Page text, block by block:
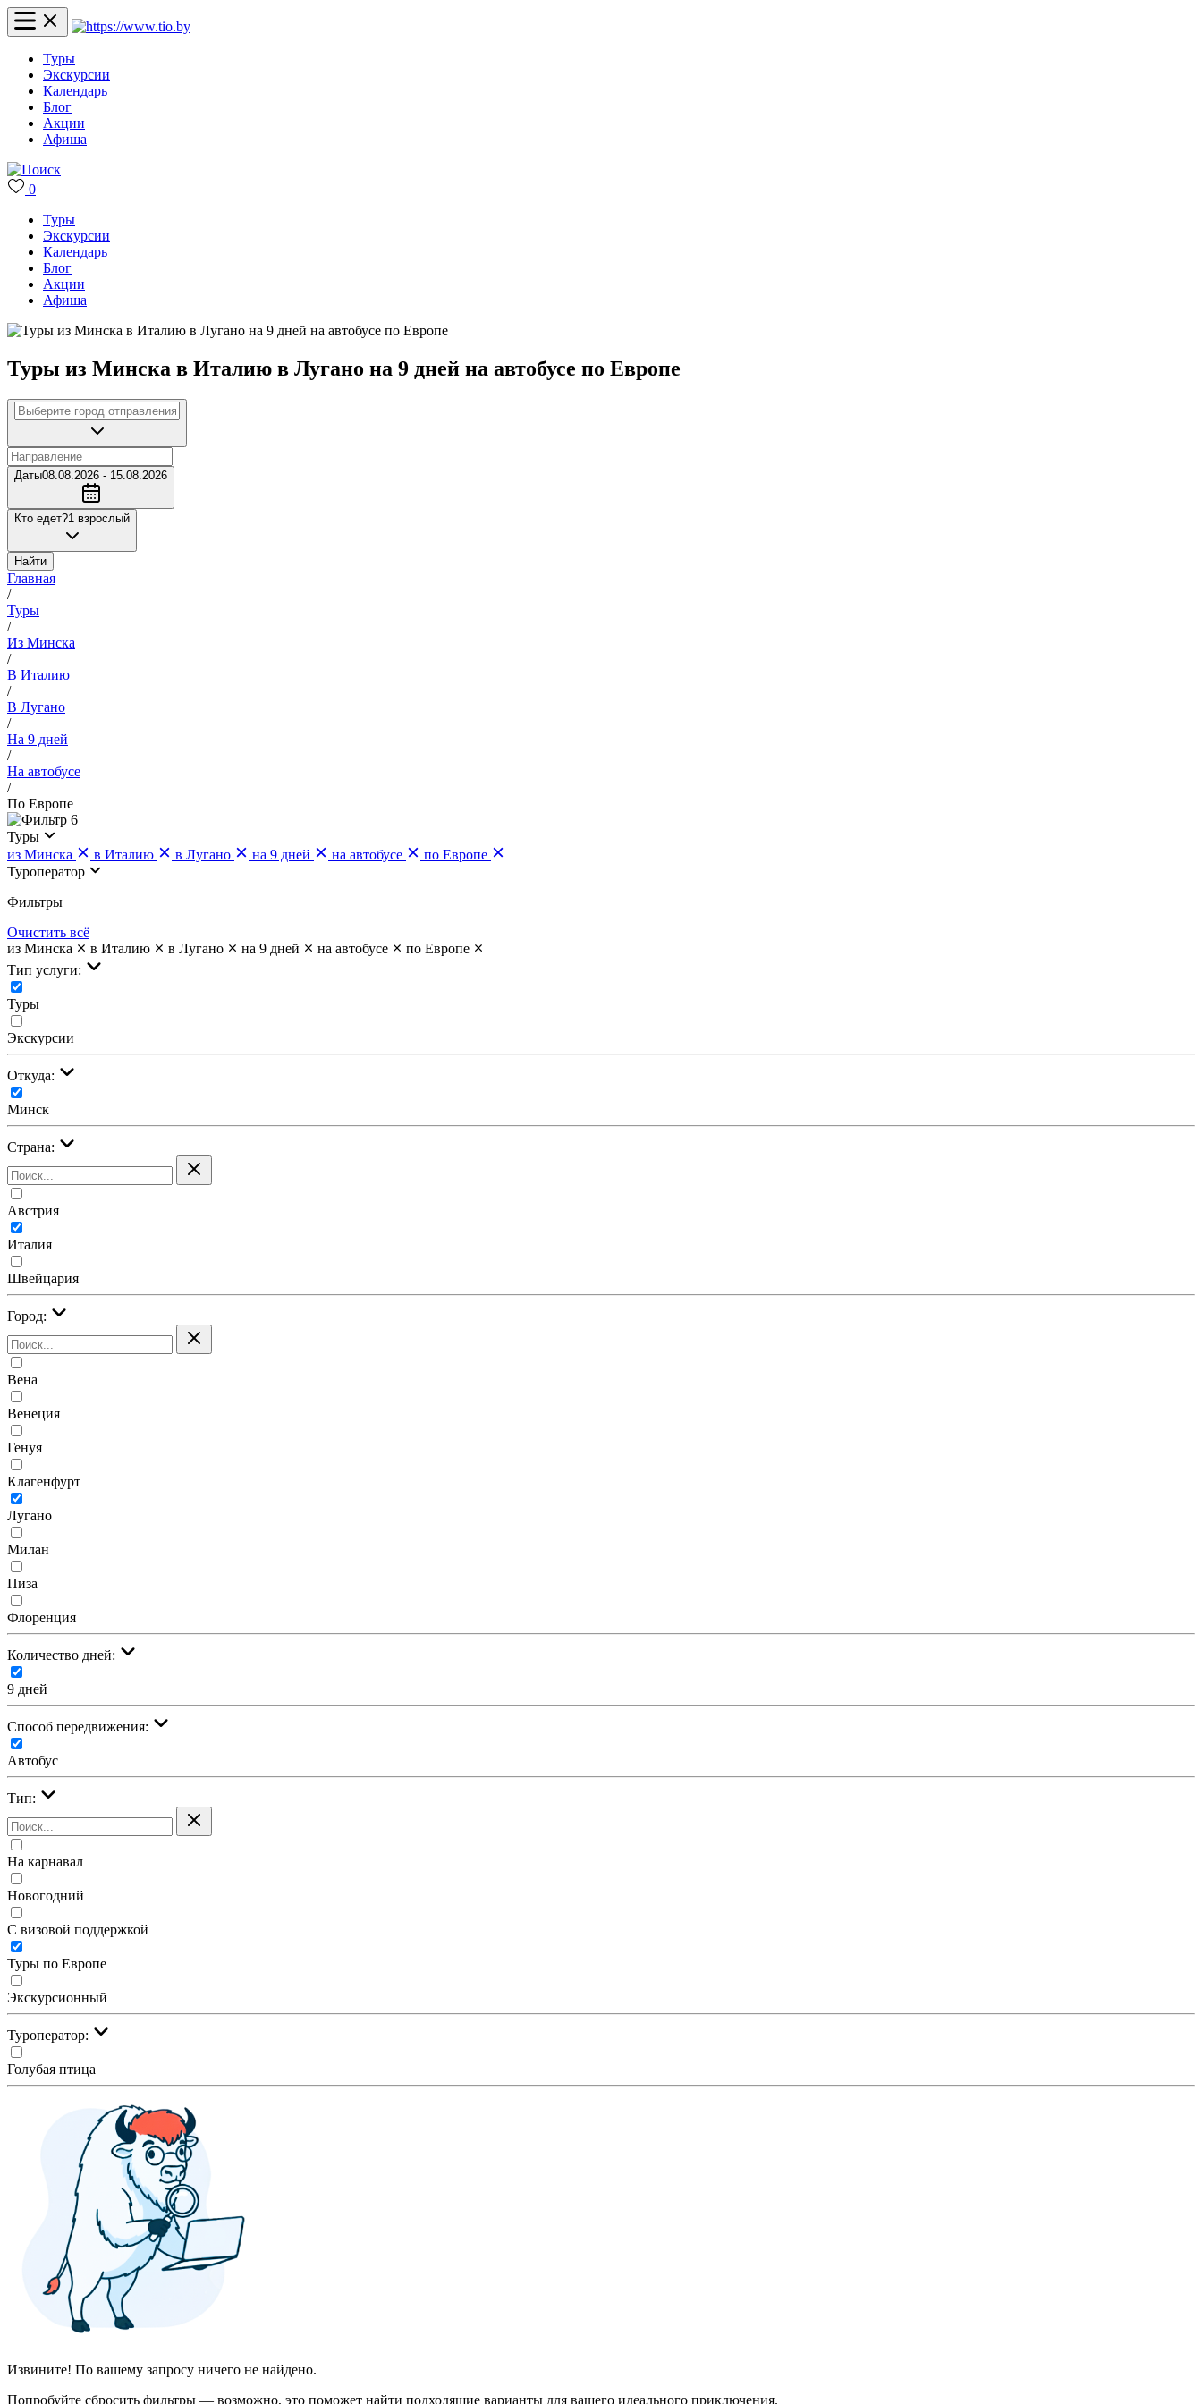
Туры
Экскурсии
Календарь
Блог
Акции
Афиша
0
Туры
Экскурсии
Календарь
Блог
Акции
Афиша
Туры из Минска в Италию в Лугано на 9 дней на автобусе по Европе
Даты08.08.2026 - 15.08.2026
Кто едет?1 взрослый
Найти
Главная
/
Туры
/
Из Минска
/
В Италию
/
В Лугано
/
На 9 дней
/
На автобусе
/
По Европе
6
Туры
из Минска
в Италию в Лугано на 9 дней на автобусе
по Европе
Туроператор
Фильтры
Очистить всё
из Минска
в Италию в Лугано на 9 дней на автобусе
по Европе
Тип услуги:
Туры
Экскурсии
Откуда:
Минск
Страна:
Австрия
Италия
Швейцария
Город:
Вена
Венеция
Генуя
Клагенфурт
Лугано
Милан
Пиза
Флоренция
Количество дней:
9 дней
Cпособ передвижения:
Автобус
Тип:
На карнавал
Новогодний
С визовой поддержкой
Туры по Европе
Экскурсионный
Туроператор:
Голубая птица
Извините! По вашему запросу ничего не найдено.
Попробуйте сбросить фильтры — возможно, это поможет найти подходящие варианты для вашего идеального приключения.